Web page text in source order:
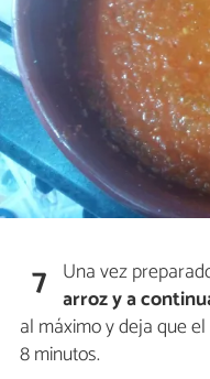
7 Una vez
arroz y a
al máximo y deja que
8 minutos.